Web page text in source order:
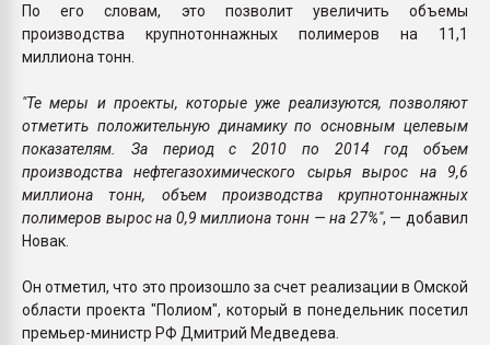
По его словам, это позволит увеличить объемы
производства крупнотоннажных полимеров на 11,1
миллиона тонн.
"Те меры и проекты, которые уже реализуются, позволяют
отметить положительную динамику по основным целевым
показателям. За период с 2010 по 2014 год объем
производства нефтегазохимического сырья вырос на 9,6
миллиона тонн, объем производства крупнотоннажных
полимеров вырос на 0,9 миллиона тонн — на 27%", — добавил
Новак.
Он отметил, что это произошло за счет реализации в Омской
области проекта "Полиом", который в понедельник посетил
премьер-министр РФ Дмитрий Медведева.